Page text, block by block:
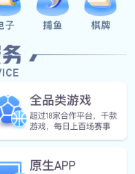
抚州
上饶
景德镇
九江
龙岩
泉州
福州
贺州
北海
钦州
桂林
柳州
娄底
怀化
湛江
茂名